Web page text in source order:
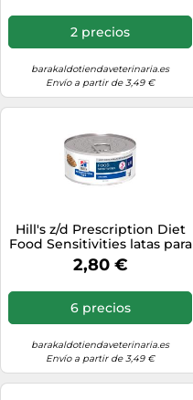
2 precios
barakaldotiendaveterinaria.es
Envío a partir de 3,49 €
Hill's z/d Prescription Diet
Food Sensitivities latas para
gatos - 24 x 156 g
2,80 €
6 precios
barakaldotiendaveterinaria.es
Envío a partir de 3,49 €